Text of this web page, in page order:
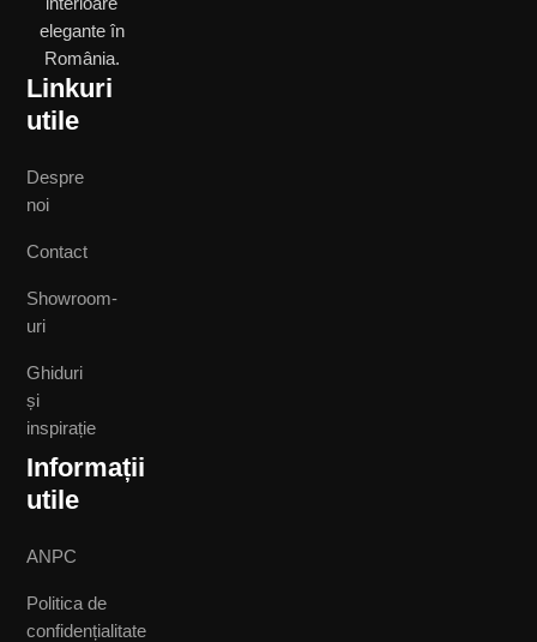
elegante în
România.
Linkuri
utile
Despre
noi
Contact
Showroom-
uri
Ghiduri
și
inspirație
Informații
utile
ANPC
Politica de
confidențialitate